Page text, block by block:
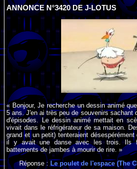
ANNONCE N°3420 DE J-LOTUS
« Bonjour, Je recherche un dessin animé
5 ans. J'en ai très peu de souvenirs sachant
d'épisodes. Le dessin animé mettait en
vivait dans le réfrigérateur de sa maison.
grand et un petit) tenteraient
il y avait une danse avec les trois. Ils
battements de jambes à mourir de rire. »
Réponse :Le poulet de l'espace (The